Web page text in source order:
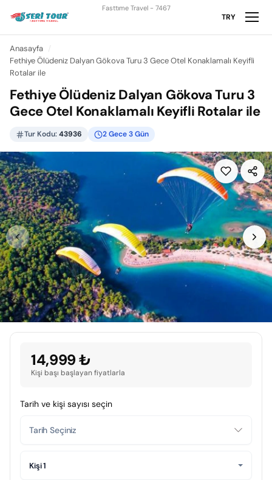
Fasttıme Travel - 7467
TRY
Anasayfa
Fethiye Ölüdeniz Dalyan Gökova Turu 3 Gece Otel Konaklamalı Keyifli
Rotalar ile
Fethiye Ölüdeniz Dalyan Gökova Turu 3
Gece Otel Konaklamalı Keyifli Rotalar ile
Tur Kodu:43936 2 Gece 3 Gün
14,999 ₺
Kişi başı başlayan fiyatlarla
Tarih ve kişi sayısı seçin
Kişi 1